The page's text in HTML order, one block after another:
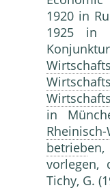
1920 in
1925 in
in
betrieb
vorlegen,
Tichy, G.